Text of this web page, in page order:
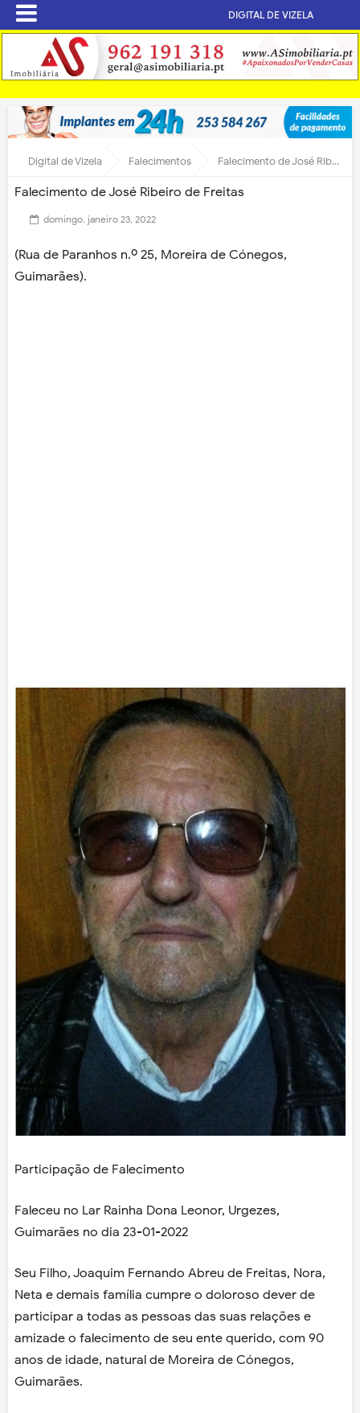
DIGITAL DE VIZELA
Digital de Vizela Falecimentos Falecimento de José Ribeiro de Freitas
Falecimento de José Ribeiro de Freitas
domingo, janeiro 23, 2022
(Rua de Paranhos n.º 25, Moreira de Cónegos,
Guimarães).
Participação de Falecimento
Faleceu no Lar Rainha Dona Leonor, Urgezes,
Guimarães no dia 23-01-2022
Seu Filho, Joaquim Fernando Abreu de Freitas, Nora,
Neta e demais família cumpre o doloroso dever de
participar a todas as pessoas das suas relações e
amizade o falecimento de seu ente querido, com 90
anos de idade, natural de Moreira de Cónegos,
Guimarães.